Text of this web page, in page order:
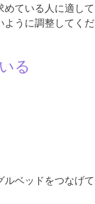
ている人に適して
ように調整してくだ
る
ルベッドをつなげて